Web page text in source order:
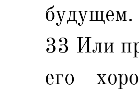
будущем.
33 Или
его